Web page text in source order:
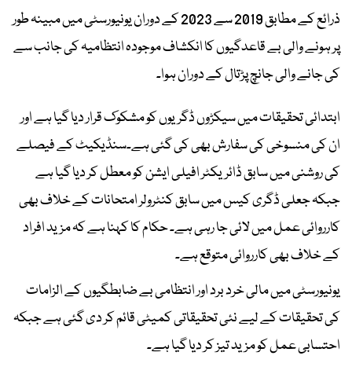
ذرائع کے مطابق 2019 سے 2023 کے دوران یونیورسٹی میں مبینہ طور
پر ہونے والی بے قاعدگیوں کا انکشاف موجودہ انتظامیہ کی جانب سے
کی جانے والی جانچ پڑتال کے دوران ہوا۔
ابتدائی تحقیقات میں سیکڑوں ڈگریوں کو مشکوک قرار دیا گیا ہے اور
ان کی منسوخی کی سفارش بھی کی گئی ہے۔سنڈیکیٹ کے فیصلے
کی روشنی میں سابق ڈائریکٹر افیلی ایشن کو معطل کر دیا گیا ہے
جبکہ جعلی ڈگری کیس میں سابق کنٹرولر امتحانات کے خلاف بھی
کارروائی عمل میں لائی جا رہی ہے۔ حکام کا کہنا ہے کہ مزید افراد
کے خلاف بھی کارروائی متوقع ہے۔
یونیورسٹی میں مالی خرد برد اور انتظامی بے ضابطگیوں کے الزامات
کی تحقیقات کے لیے نئی تحقیقاتی کمیٹی قائم کر دی گئی ہے جبکہ
احتسابی عمل کو مزید تیز کر دیا گیا ہے۔